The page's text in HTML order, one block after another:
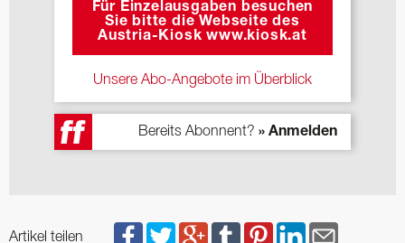
Für Einzelausgaben besuchen
Sie bitte die Webseite des
Austria-Kiosk www.kiosk.at
Unsere Abo-Angebote im Überblick
Bereits Abonnent? » Anmelden
Artikel teilen